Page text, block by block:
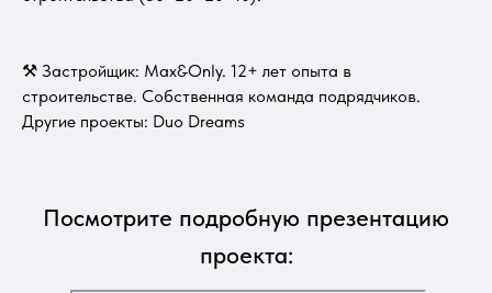
⚒ Застройщик: Max&Only. 12+ лет опыта в
строительстве. Собственная команда подрядчиков.
Другие проекты: Duo Dreams
Посмотрите подробную презентацию
проекта: